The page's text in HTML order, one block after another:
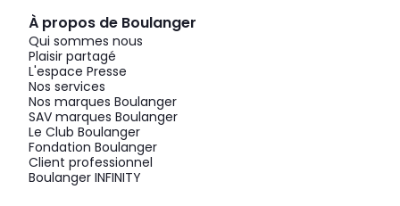
À propos de Boulanger
Qui sommes nous
Plaisir partagé
L'espace Presse
Nos services
Nos marques Boulanger
SAV marques Boulanger
Le Club Boulanger
Fondation Boulanger
Client professionnel
Boulanger INFINITY